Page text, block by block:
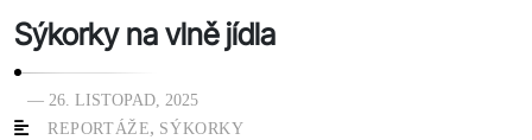
Sýkorky na vlně jídla
— 26. LISTOPAD, 2025
REPORTÁŽE, SÝKORKY